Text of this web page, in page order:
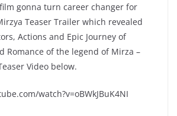
gonna turn career changer for
Teaser Trailer which revealed
Actions and Epic Journey of
Romance of the legend of Mirza –
Video below.
watch?v=oBWkJBuK4NI